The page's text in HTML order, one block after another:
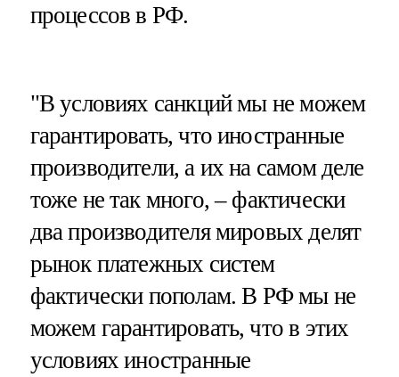
процессов в РФ.
"В условиях санкций мы не можем
гарантировать, что иностранные
производители, а их на самом деле
тоже не так много, – фактически
два производителя мировых делят
рынок платежных систем
фактически пополам. В РФ мы не
можем гарантировать, что в этих
условиях иностранные